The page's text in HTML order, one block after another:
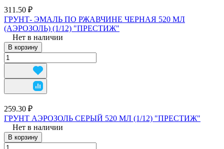
311.50 ₽
ГРУНТ- ЭМАЛЬ ПО РЖАВЧИНЕ ЧЕРНАЯ 520 МЛ
(АЭРОЗОЛЬ) (1/12) "ПРЕСТИЖ"
Нет в наличии
В корзину
259.30 ₽
ГРУНТ АЭРОЗОЛЬ СЕРЫЙ 520 МЛ (1/12) "ПРЕСТИЖ"
Нет в наличии
В корзину